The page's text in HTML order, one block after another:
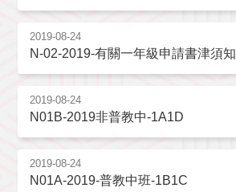
2019-08-24
N-02-2019-有關一年級申請書津須知
2019-08-24
N01B-2019非普教中-1A1D
2019-08-24
N01A-2019-普教中班-1B1C